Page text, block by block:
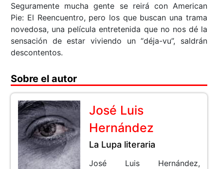
Seguramente mucha gente se reirá con American
Pie: El Reencuentro, pero los que buscan una trama
novedosa, una película entretenida que no nos dé la
sensación de estar viviendo un “déja-vu”, saldrán
descontentos.
Sobre el autor
José Luis
Hernández
La Lupa literaria
José Luis Hernández,